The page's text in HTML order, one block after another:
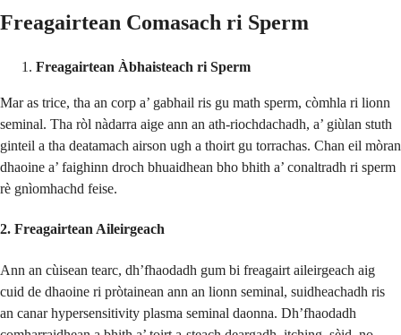
Freagairtean Comasach ri Sperm
Freagairtean Àbhaisteach ri Sperm
Mar as trice, tha an corp a’ gabhail ris gu math sperm, còmhla ri lionn
seminal. Tha ròl nàdarra aige ann an ath-riochdachadh, a’ giùlan stuth
ginteil a tha deatamach airson ugh a thoirt gu torrachas. Chan eil mòran
dhaoine a’ faighinn droch bhuaidhean bho bhith a’ conaltradh ri sperm
rè gnìomhachd feise.
2. Freagairtean Aileirgeach
Ann an cùisean tearc, dh’fhaodadh gum bi freagairt aileirgeach aig
cuid de dhaoine ri pròtainean ann an lionn seminal, suidheachadh ris
an canar hypersensitivity plasma seminal daonna. Dh’fhaodadh